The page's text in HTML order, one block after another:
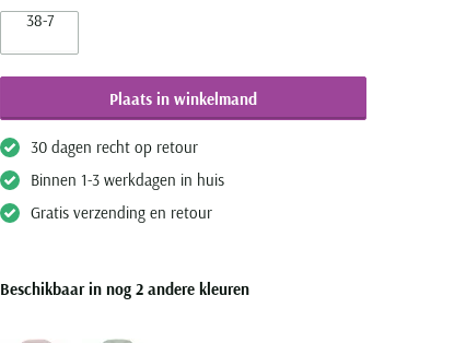
38-7
Plaats in winkelmand
30 dagen recht op retour
Binnen 1-3 werkdagen in huis
Gratis verzending en retour
Beschikbaar in nog 2 andere kleuren